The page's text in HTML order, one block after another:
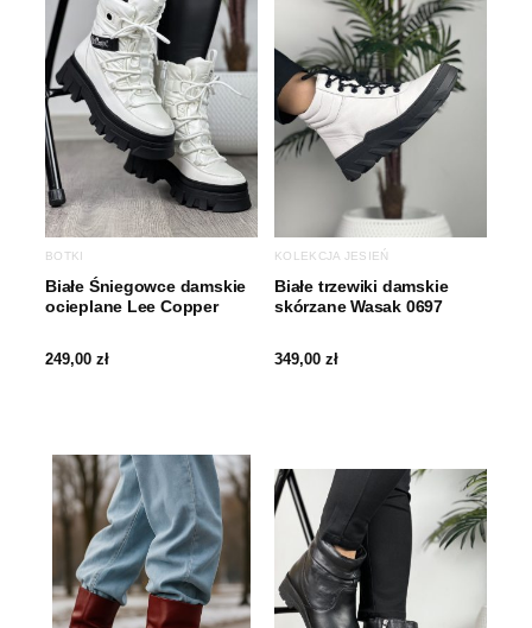
BOTKI
Białe Śniegowce damskie
ocieplane Lee Copper
249,00 zł
KOLEKCJA JESIEŃ
Białe trzewiki damskie
skórzane Wasak 0697
349,00 zł